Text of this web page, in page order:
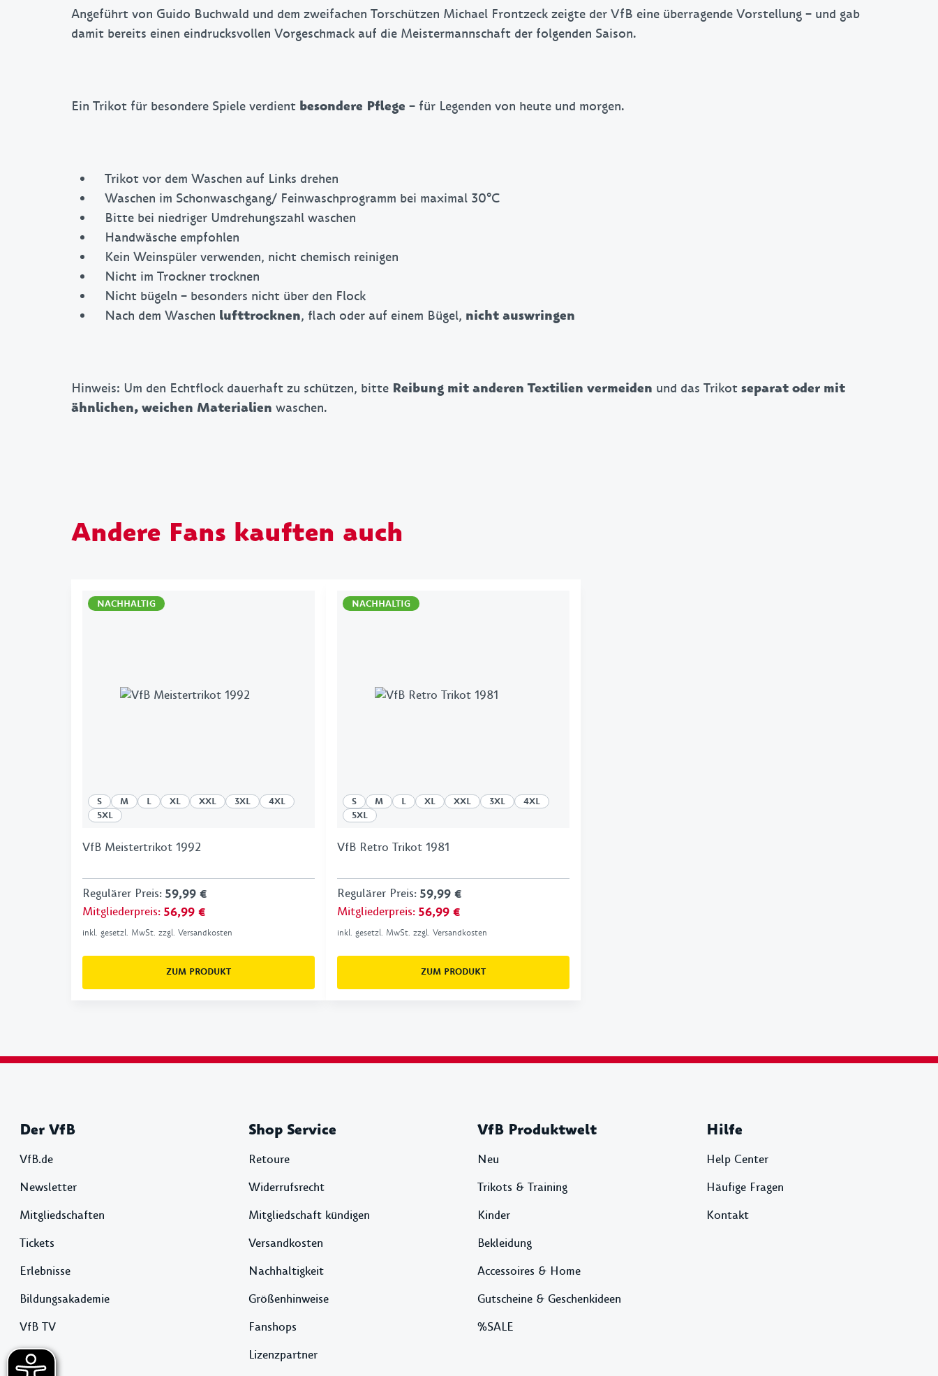
Angeführt von Guido Buchwald und dem zweifachen Torschützen Michael Frontzeck zeigte der VfB eine überragende Vorstellung – und gab
damit bereits einen eindrucksvollen Vorgeschmack auf die Meistermannschaft der folgenden Saison.
Ein Trikot für besondere Spiele verdient besondere Pflege – für Legenden von heute und morgen.
Trikot vor dem Waschen auf Links drehen
Waschen im Schonwaschgang/ Feinwaschprogramm bei maximal 30°C
Bitte bei niedriger Umdrehungszahl waschen
Handwäsche empfohlen
Kein Weinspüler verwenden, nicht chemisch reinigen
Nicht im Trockner trocknen
Nicht bügeln – besonders nicht über den Flock
Nach dem Waschen lufttrocknen, flach oder auf einem Bügel, nicht auswringen
Hinweis: Um den Echtflock dauerhaft zu schützen, bitte Reibung mit anderen Textilien vermeiden und das Trikot separat oder mit
ähnlichen, weichen Materialien waschen.
Andere Fans kauften auch
NACHHALTIG
S M L XL XXL 3XL
4XL
5XL
VfB Meistertrikot 1992
Regulärer Preis: 59,99 €
Mitgliederpreis: 56,99 €
inkl. gesetzl. MwSt. zzgl. Versandkosten
ZUM PRODUKT
NACHHALTIG
S M L XL XXL 3XL
4XL
5XL
VfB Retro Trikot 1981
Regulärer Preis: 59,99 €
Mitgliederpreis: 56,99 €
inkl. gesetzl. MwSt. zzgl. Versandkosten
ZUM PRODUKT
Der VfB
VfB.de
Newsletter
Mitgliedschaften
Tickets
Erlebnisse
Bildungsakademie
VfB TV
Shop Service
Retoure
Widerrufsrecht
Mitgliedschaft kündigen
Versandkosten
Nachhaltigkeit
Größenhinweise
Fanshops
Lizenzpartner
VfB Produktwelt
Neu
Trikots & Training
Kinder
Bekleidung
Accessoires & Home
Gutscheine & Geschenkideen
%SALE
Hilfe
Help Center
Häufige Fragen
Kontakt